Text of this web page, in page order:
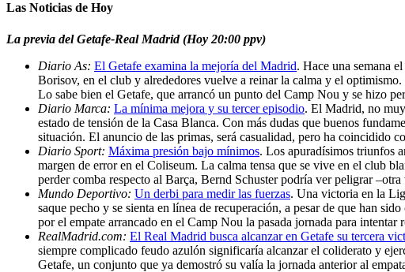
Las Noticias de Hoy
La previa del Getafe-Real Madrid (Hoy 20:00 ppv)
Diario As: El Getafe examina la mejoría del Madrid. Hace una semana
Borisov, en el club y alrededores vuelve a reinar la calma y el
Lo sabe bien el Getafe, que arrancó un punto del Camp Nou y se hizo
Diario Marca: La mínima mejora y su tercer episodio. El Madrid, no
estado de tensión de la Casa Blanca. Con más dudas que buenos
situación. El anuncio de las primas, será casualidad, pero ha coincidido
Diario Sport: Máxima presión bajo mínimos. Los apuradísimos triunfos
margen de error en el Coliseum. La calma tensa que se vive en el club
perder comba respecto al Barça, Bernd Schuster podría ver peligrar
Mundo Deportivo: Un derbi para medir las fuerzas. Una victoria en la
saque pecho y se sienta en línea de recuperación, a pesar de que han
por el empate arrancado en el Camp Nou la pasada jornada para
RealMadrid.com: El Real Madrid busca alcanzar en Getafe su tercera
siempre complicado feudo azulón significaría alcanzar el coliderato y
Getafe, un conjunto que ya demostró su valía la jornada anterior al